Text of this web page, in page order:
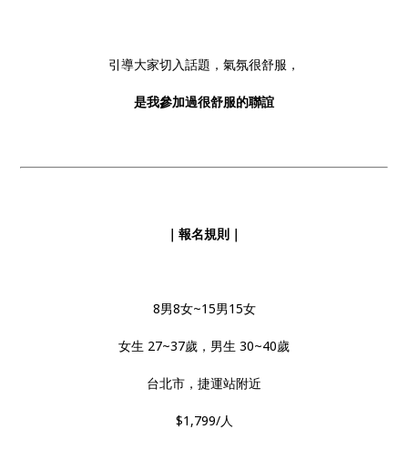
引導大家切入話題，氣氛很舒服，
是我參加過很舒服的聯誼
｜報名規則｜
8男8女~15男15女
女生 27~37歲，男生 30~40歲
台北市，捷運站附近
$1,799/人